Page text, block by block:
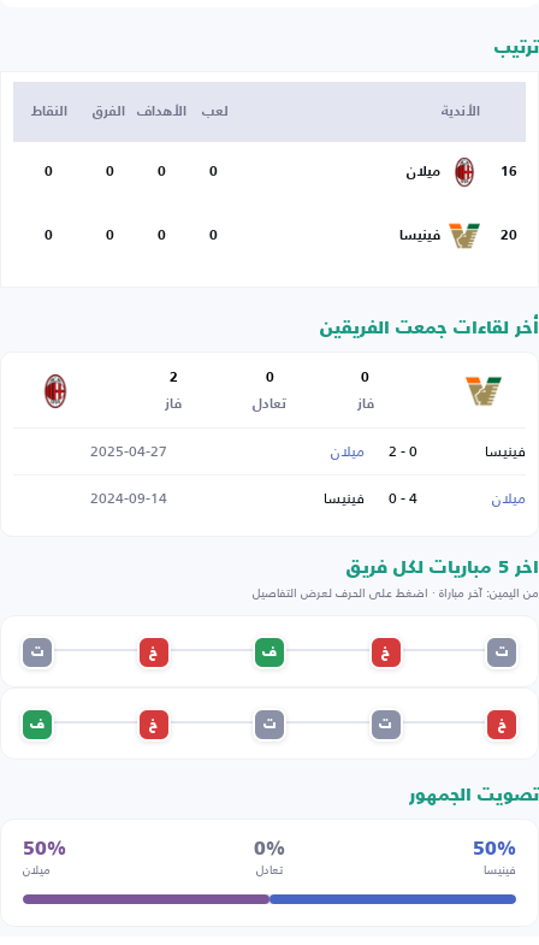
ترتيب
الأندية لعب الأهداف الفرق النقاط
16 ميلان 0
0
0
0
20 فينيسا 0
0
0
0
أخر لقاءات جمعت الفريقين
0
فاز
0
تعادل
2
فاز
فينيسا 0 - 2 ميلان
2025-04-27
ميلان
4 - 0 فينيسا 2024-09-14
اخر 5 مباريات لكل فريق
من اليمين: آخر مباراة · اضغط على الحرف لعرض التفاصيل
ت خ ف خ ت
خ ت ت خ ف
تصويت الجمهور
50%
فينيسا
0%
تعادل
50%
ميلان